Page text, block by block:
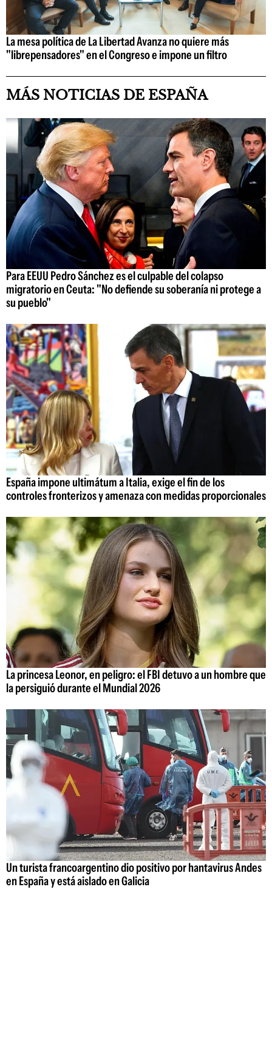
La mesa política de La Libertad Avanza no quiere más
"librepensadores" en el Congreso e impone un filtro
MÁS NOTICIAS DE ESPAÑA
Para EEUU Pedro Sánchez es el culpable del colapso
migratorio en Ceuta: "No defiende su soberanía ni protege a
su pueblo"
España impone ultimátum a Italia, exige el fin de los
controles fronterizos y amenaza con medidas proporcionales
La princesa Leonor, en peligro: el FBI detuvo a un hombre que
la persiguió durante el Mundial 2026
Un turista francoargentino dio positivo por hantavirus Andes
en España y está aislado en Galicia